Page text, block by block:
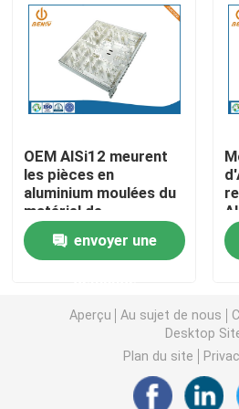
Pièces de rotation de
Pièces de fraisage de
Clôtures électroniques faites
Pièces en plastique faites sur
la lingotière de moulage
Les pièces d'auto de
OEM AlSi12 meurent
les pièces en
aluminium moulées du
matériel de
transmission de cas
envoyer une
Aperçu Au sujet de nous
Desktop
Plan du site